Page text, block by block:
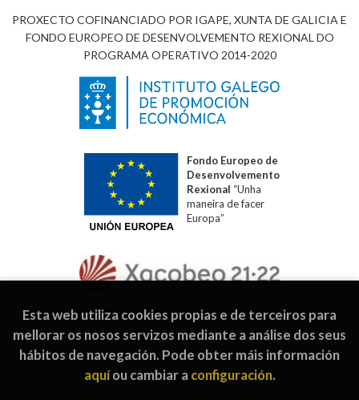
PROXECTO COFINANCIADO POR IGAPE, XUNTA DE GALICIA E
FONDO EUROPEO DE DESENVOLVEMENTO REXIONAL DO
PROGRAMA OPERATIVO 2014-2020
Fondo Europeo de
Desenvolvemento
Rexional “Unha
maneira de facer
Europa”
2026 ©Editorial Galaxia . Todos os dereitos reservados |
Grupo Trevenque
Esta web utiliza cookies propias e de terceiros para
mellorar os nosos servizos mediante a análise dos seus
hábitos de navegación. Pode obter máis información
aquíou cambiar a configuración.